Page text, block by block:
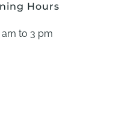
Hours
to 3 pm